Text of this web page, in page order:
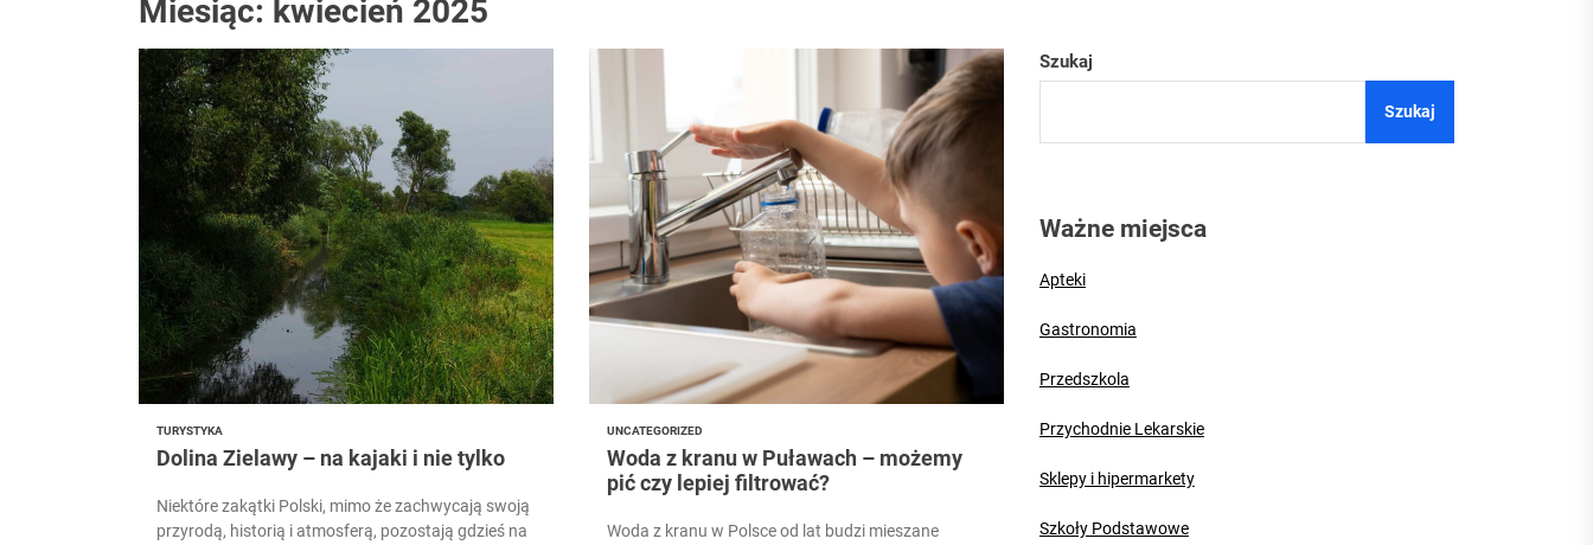
Konkurs Gamer CV – pierwszy krok na rynku pracy i szansa na atrakcyjne nagrody
Koniec skrobania szyb w Puławach? Wiemy, kiedy nadejdzie prawdziwa fala ciepła
Koniec ucieczki lidera grupy zbrojnej. „Łowcy Głów” zatrzymali 61-latka na ulicach Puław
Alergicy w Puławach mają dziś pod górkę. Uwaga na rekordowe stężenie pyłku brzozy
Jak zostać rolnikiem: wymagania, uprawnienia, wykształcenie
Miesiąc: kwiecień 2025
TURYSTYKA
Dolina Zielawy – na kajaki i nie tylko
Niektóre zakątki Polski, mimo że zachwycają swoją
przyrodą, historią i atmosferą, pozostają gdzieś na
UNCATEGORIZED
Woda z kranu w Puławach – możemy
pić czy lepiej filtrować?
Woda z kranu w Polsce od lat budzi mieszane
Szukaj
Szukaj
Ważne miejsca
Apteki
Gastronomia
Przedszkola
Przychodnie Lekarskie
Sklepy i hipermarkety
Szkoły Podstawowe